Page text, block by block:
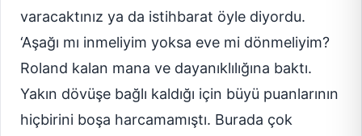
varacaktınız ya da istihbarat öyle diyordu.
‘Aşağı mı inmeliyim yoksa eve mi dönmeliyim?
Roland kalan mana ve dayanıklılığına baktı.
Yakın dövüşe bağlı kaldığı için büyü puanlarının
hiçbirini boşa harcamamıştı. Burada çok